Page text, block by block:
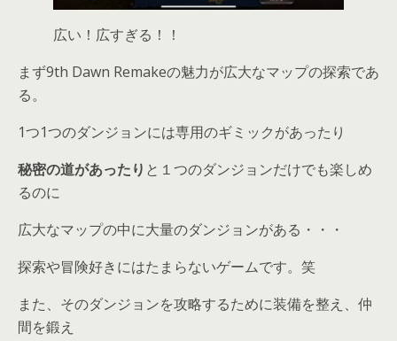
広い！広すぎる！！
まず9th Dawn Remakeの魅力が広大なマップの探索であ
る。
1つ1つのダンジョンには専用のギミックがあったり
秘密の道があったり と１つのダンジョンだけでも楽しめ
るのに
広大なマップの中に大量のダンジョンがある・・・
探索や冒険好きにはたまらないゲームです。笑
また、そのダンジョンを攻略するために装備を整え、仲
間を鍛え